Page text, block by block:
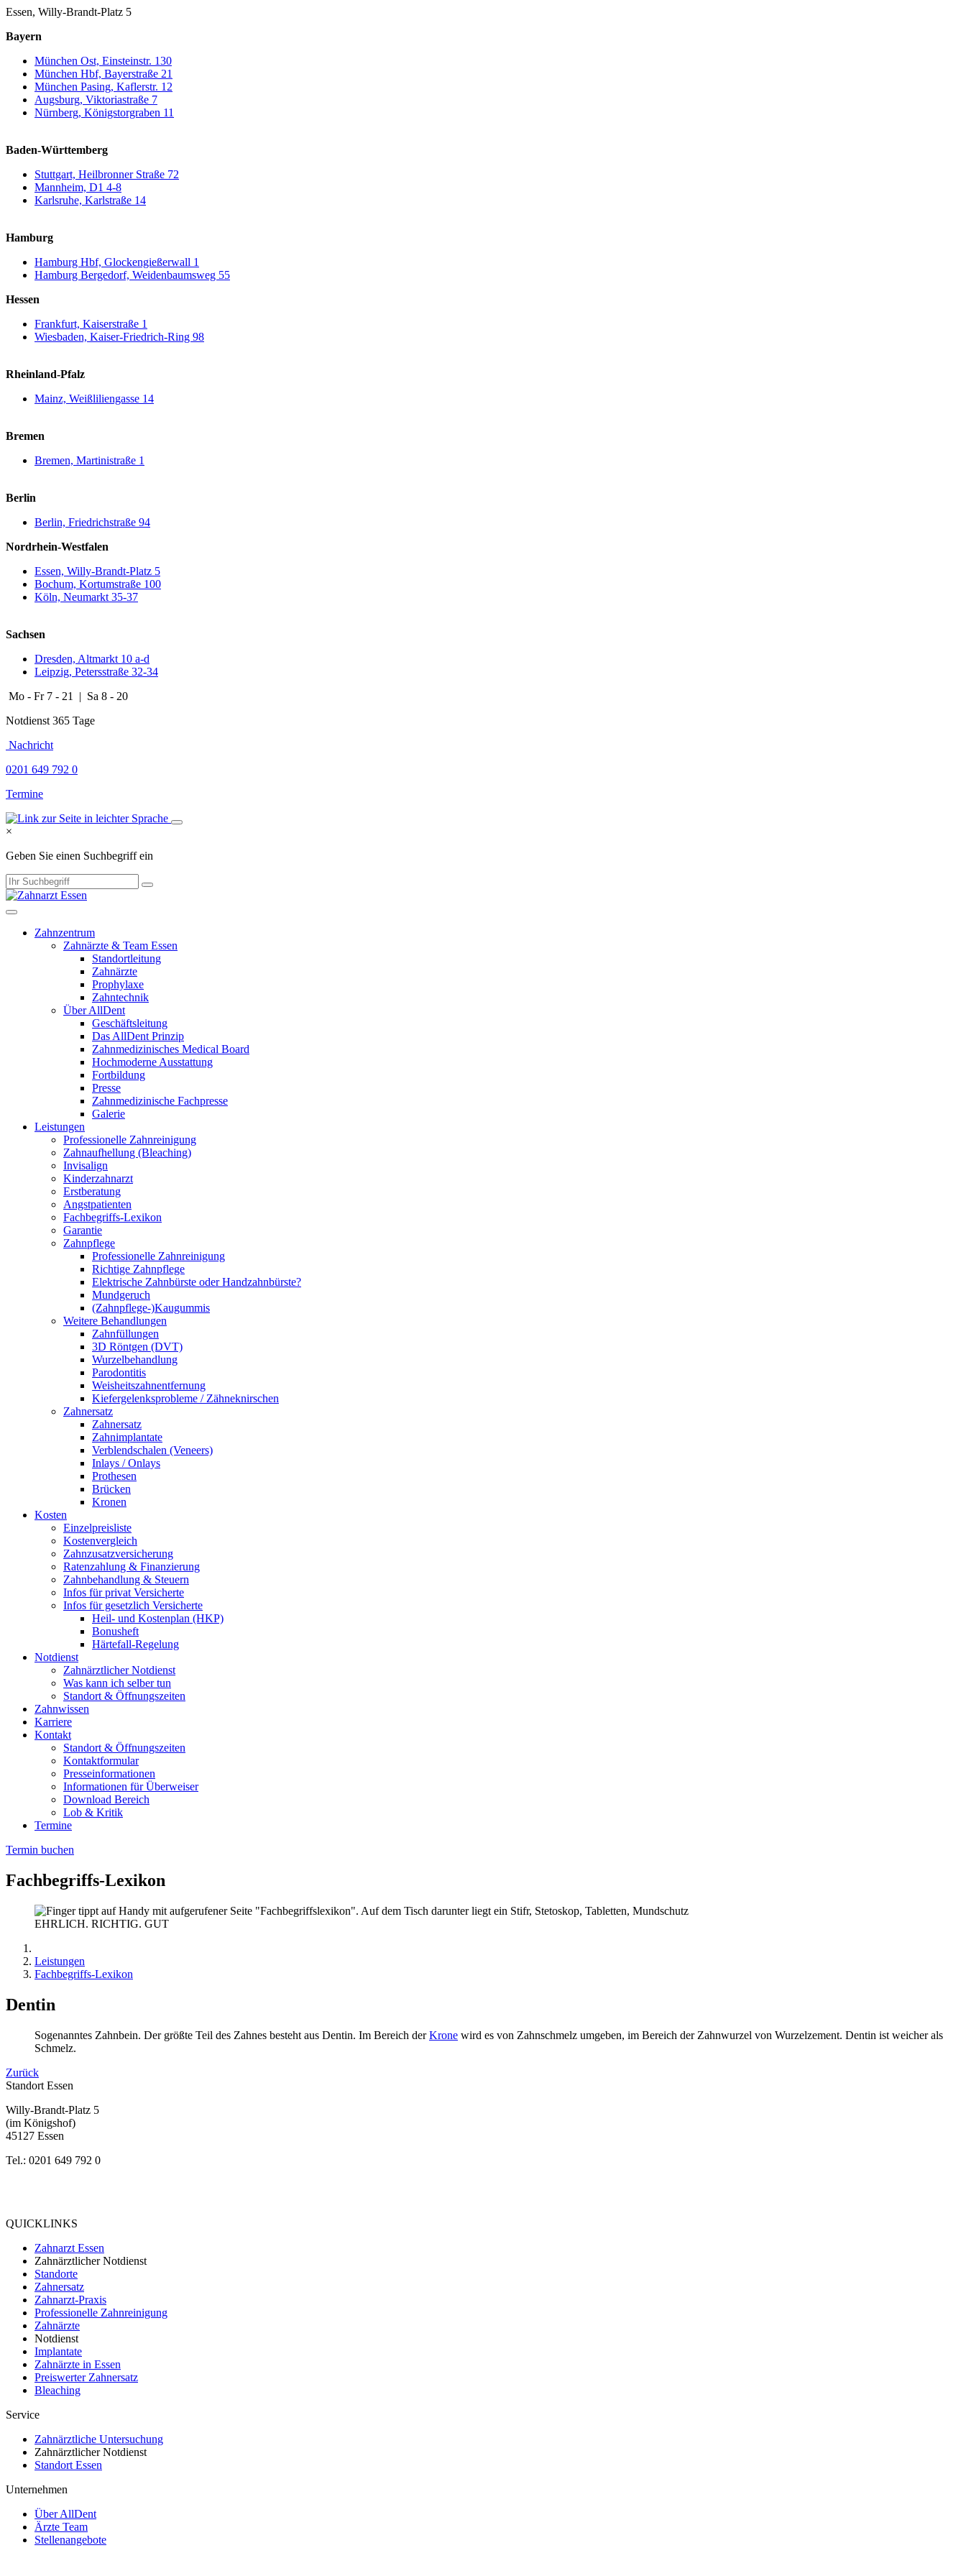
Essen, Willy-Brandt-Platz 5
Bayern
München Ost, Einsteinstr. 130
München Hbf, Bayerstraße 21
München Pasing, Kaflerstr. 12
Augsburg, Viktoriastraße 7
Nürnberg, Königstorgraben 11
Baden-Württemberg
Stuttgart, Heilbronner Straße 72
Mannheim, D1 4-8
Karlsruhe, Karlstraße 14
Hamburg
Hamburg Hbf, Glockengießerwall 1
Hamburg Bergedorf, Weidenbaumsweg 55
Hessen
Frankfurt, Kaiserstraße 1
Wiesbaden, Kaiser-Friedrich-Ring 98
Rheinland-Pfalz
Mainz, Weißliliengasse 14
Bremen
Bremen, Martinistraße 1
Berlin
Berlin, Friedrichstraße 94
Nordrhein-Westfalen
Essen, Willy-Brandt-Platz 5
Bochum, Kortumstraße 100
Köln, Neumarkt 35-37
Sachsen
Dresden, Altmarkt 10 a-d
Leipzig, Petersstraße 32-34
Mo - Fr 7 - 21 | Sa 8 - 20
Notdienst 365 Tage
​​​ Nachricht
0201 649 792 0
Termine
×
Geben Sie einen Suchbegriff ein
Zahnzentrum
Zahnärzte & Team Essen
Standortleitung
Zahnärzte
Prophylaxe
Zahntechnik
Über AllDent
Geschäftsleitung
Das AllDent Prinzip
Zahnmedizinisches Medical Board
Hochmoderne Ausstattung
Fortbildung
Presse
Zahnmedizinische Fachpresse
Galerie
Leistungen
Professionelle Zahnreinigung
Zahnaufhellung (Bleaching)
Invisalign
Kinderzahnarzt
Erstberatung
Angstpatienten
Fachbegriffs-Lexikon
Garantie
Zahnpflege
Professionelle Zahnreinigung
Richtige Zahnpflege
Elektrische Zahnbürste oder Handzahnbürste?
Mundgeruch
(Zahnpflege-)Kaugummis
Weitere Behandlungen
Zahnfüllungen
3D Röntgen (DVT)
Wurzelbehandlung
Parodontitis
Weisheitszahnentfernung
Kiefergelenksprobleme / Zähneknirschen
Zahnersatz
Zahnersatz
Zahnimplantate
Verblendschalen (Veneers)
Inlays / Onlays
Prothesen
Brücken
Kronen
Kosten
Einzelpreisliste
Kostenvergleich
Zahnzusatzversicherung
Ratenzahlung & Finanzierung
Zahnbehandlung & Steuern
Infos für privat Versicherte
Infos für gesetzlich Versicherte
Heil- und Kostenplan (HKP)
Bonusheft
Härtefall-Regelung
Notdienst
Zahnärztlicher Notdienst
Was kann ich selber tun
Standort & Öffnungszeiten
Zahnwissen
Karriere
Kontakt
Standort & Öffnungszeiten
Kontaktformular
Presseinformationen
Informationen für Überweiser
Download Bereich
Lob & Kritik
Termine
Termin buchen
Fachbegriffs-Lexikon
EHRLICH. RICHTIG. GUT
Leistungen
Fachbegriffs-Lexikon
Dentin
Sogenanntes Zahnbein. Der größte Teil des Zahnes besteht aus Dentin. Im Bereich derKrone wird es von Zahnschmelz umgeben, im Bereich der Zahnwurzel von Wurzelzement. Dentin ist weicher als
Schmelz.
Zurück
Standort Essen
Willy-Brandt-Platz 5
(im Königshof)
45127 Essen
Tel.: 0201 649 792 0
QUICKLINKS
Zahnarzt Essen
Zahnärztlicher Notdienst
Standorte
Zahnersatz
Zahnarzt-Praxis
Professionelle Zahnreinigung
Zahnärzte
Notdienst
Implantate
Zahnärzte in Essen
Preiswerter Zahnersatz
Bleaching
Service
Zahnärztliche Untersuchung
Zahnärztlicher Notdienst
Standort Essen
Unternehmen
Über AllDent
Ärzte Team
Stellenangebote